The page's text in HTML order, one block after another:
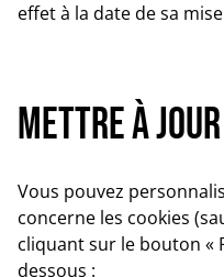
effet à la date de sa
Mettre à
Vous pouvez
concerne les cookies
cliquant sur le bouton «
dessous :